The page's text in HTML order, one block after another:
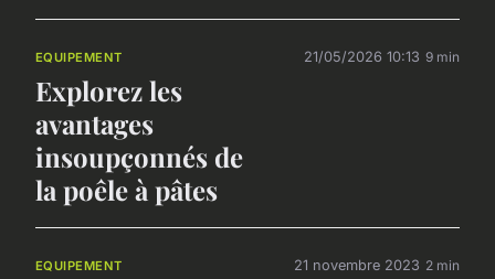
EQUIPEMENT
Explorez les
avantages
insoupçonnés de
la poêle à pâtes
21/05/2026 10:13 9 min
EQUIPEMENT 21 novembre 2023 2 min